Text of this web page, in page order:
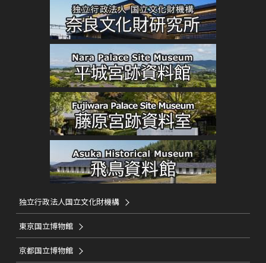
独立行政法人国立文化財機構
東京国立博物館
京都国立博物館